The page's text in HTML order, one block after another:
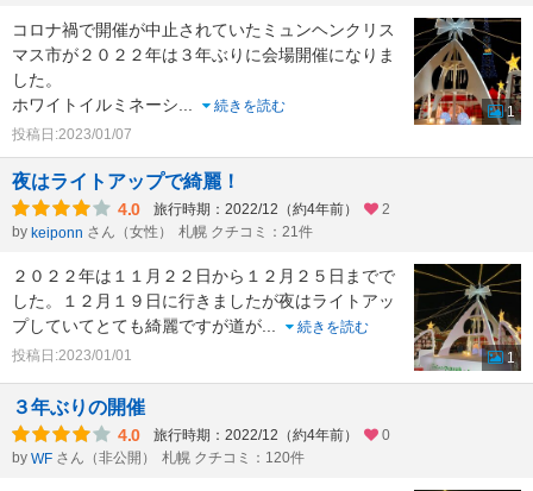
コロナ禍で開催が中止されていたミュンヘンクリス
マス市が２０２２年は３年ぶりに会場開催になりま
した。
ホワイトイルミネーシ
続きを読む
投稿日:2023/01/07
1
夜はライトアップで綺麗！
4.0 旅行時期：2022/12（約4年前）
2
by keiponn さん（女性） 札幌 クチコミ：21件
２０２２年は１１月２２日から１２月２５日までで
した。１２月１９日に行きましたが夜はライトアッ
プしていてとても綺麗ですが道が
続きを読む
投稿日:2023/01/01
1
３年ぶりの開催
4.0 旅行時期：2022/12（約4年前）
0
by WF さん（非公開） 札幌 クチコミ：120件